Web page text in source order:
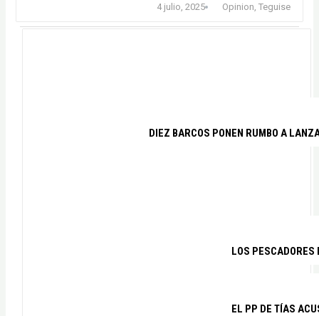
4 julio, 2025 Opinion ,Teguise
DIEZ BARCOS PONEN RUMBO A
LOS PESCADORES
EL PP DE TÍAS